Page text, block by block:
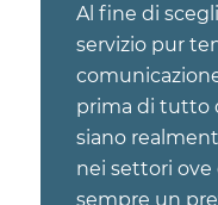
Al fine di
servizio pur
prima di tutto
siano
nei settori ove
sempre un